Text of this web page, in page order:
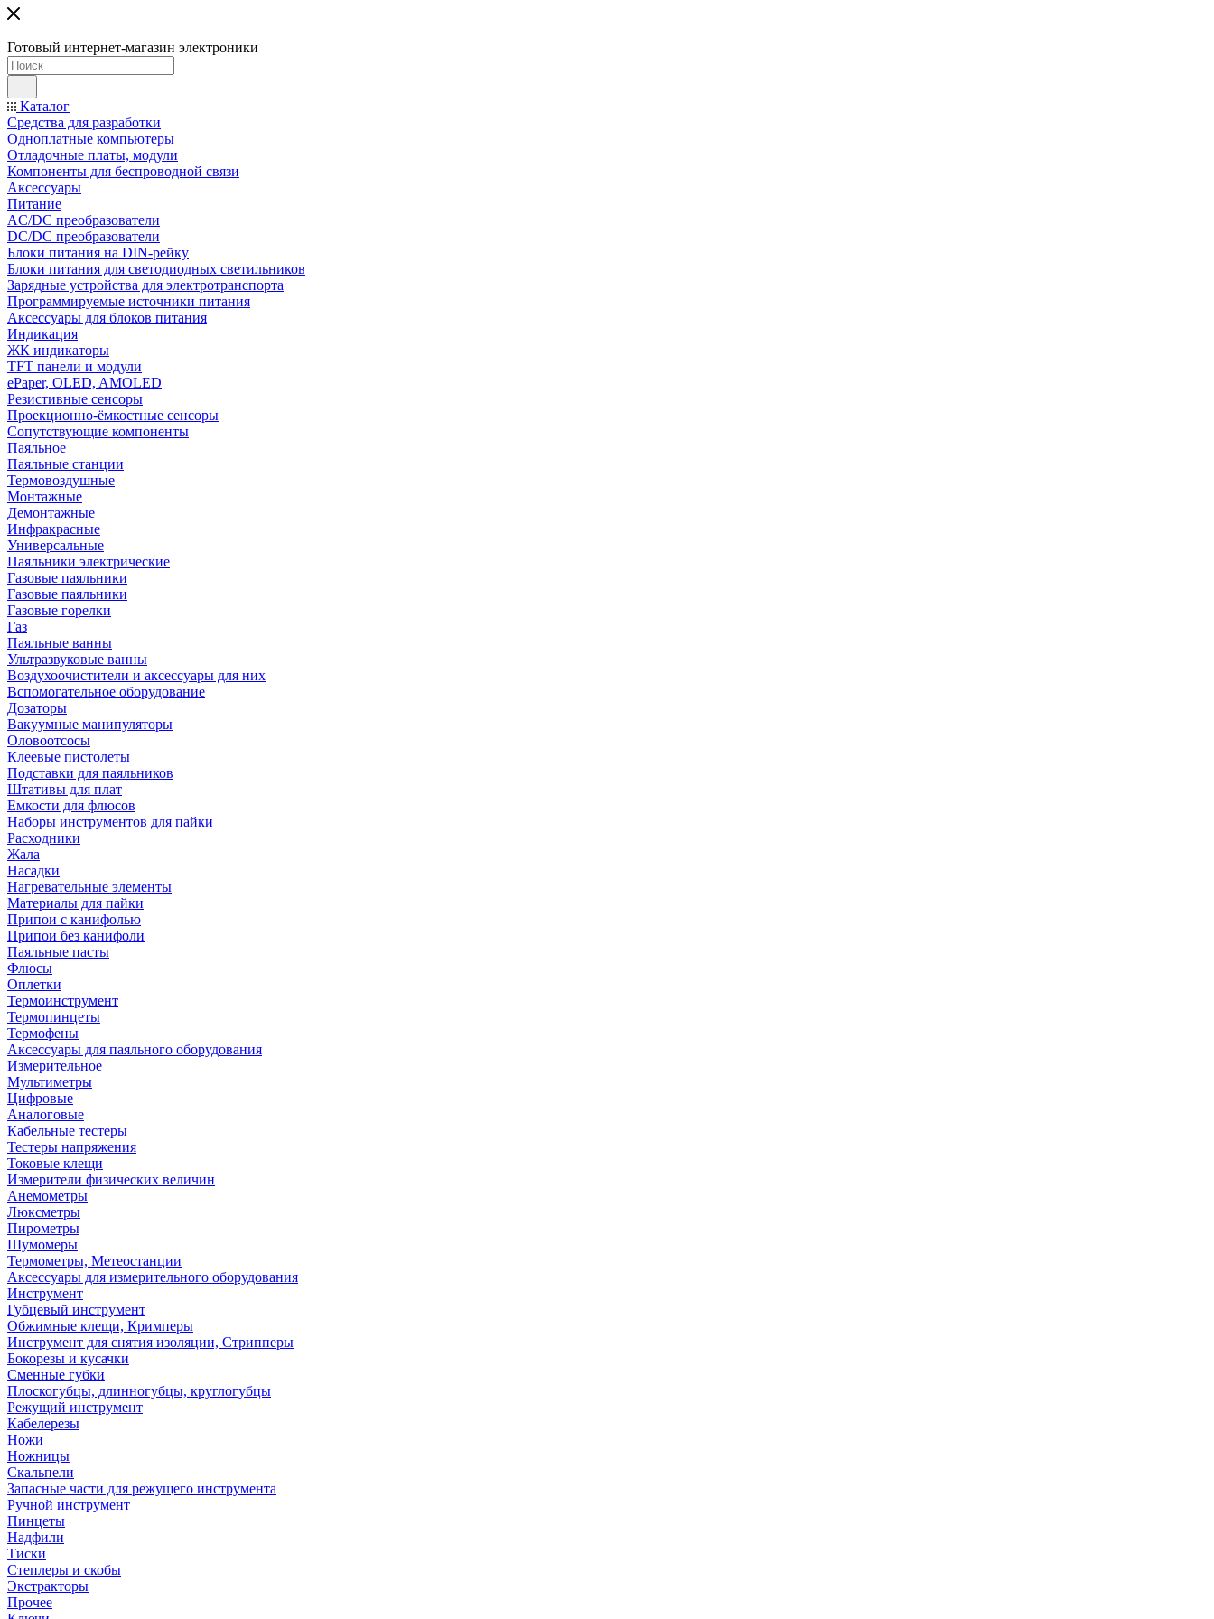
Готовый интернет-магазин электроники
Каталог
Средства для разработки
Одноплатные компьютеры
Отладочные платы, модули
Компоненты для беспроводной связи
Аксессуары
Питание
AC/DC преобразователи
DC/DC преобразователи
Блоки питания на DIN-рейку
Блоки питания для светодиодных светильников
Зарядные устройства для электротранспорта
Программируемые источники питания
Аксессуары для блоков питания
Индикация
ЖК индикаторы
TFT панели и модули
ePaper, OLED, AMOLED
Резистивные сенсоры
Проекционно-ёмкостные сенсоры
Сопутствующие компоненты
Паяльное
Паяльные станции
Термовоздушные
Монтажные
Демонтажные
Инфракрасные
Универсальные
Паяльники электрические
Газовые паяльники
Газовые паяльники
Газовые горелки
Газ
Паяльные ванны
Ультразвуковые ванны
Воздухоочистители и аксессуары для них
Вспомогательное оборудование
Дозаторы
Вакуумные манипуляторы
Оловоотсосы
Клеевые пистолеты
Подставки для паяльников
Штативы для плат
Емкости для флюсов
Наборы инструментов для пайки
Расходники
Жала
Насадки
Нагревательные элементы
Материалы для пайки
Припои с канифолью
Припои без канифоли
Паяльные пасты
Флюсы
Оплетки
Термоинструмент
Термопинцеты
Термофены
Аксессуары для паяльного оборудования
Измерительное
Мультиметры
Цифровые
Аналоговые
Кабельные тестеры
Тестеры напряжения
Токовые клещи
Измерители физических величин
Анемометры
Люксметры
Пирометры
Шумомеры
Термометры, Метеостанции
Аксессуары для измерительного оборудования
Инструмент
Губцевый инструмент
Обжимные клещи, Кримперы
Инструмент для снятия изоляции, Стрипперы
Бокорезы и кусачки
Сменные губки
Плоскогубцы, длинногубцы, круглогубцы
Режущий инструмент
Кабелерезы
Ножи
Ножницы
Скальпели
Запасные части для режущего инструмента
Ручной инструмент
Пинцеты
Надфили
Тиски
Степлеры и скобы
Экстракторы
Прочее